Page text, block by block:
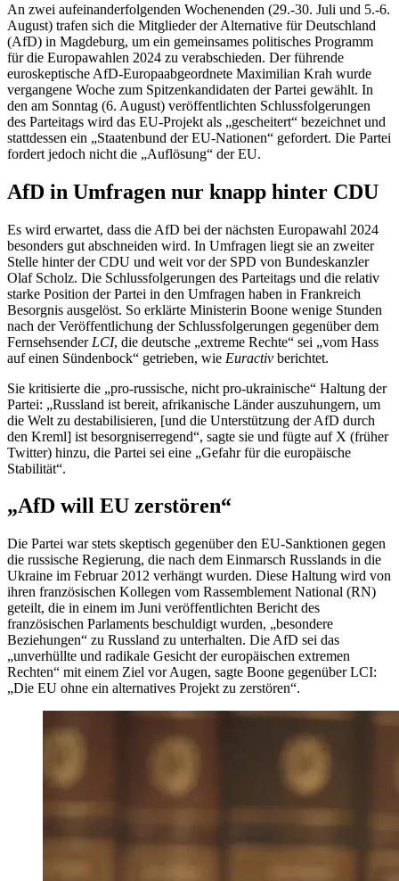
An zwei aufeinanderfolgenden Wochenenden (29.-30. Juli und 5.-6.
August) trafen sich die Mitglieder der Alternative für Deutschland
(AfD) in Magdeburg, um ein gemeinsames politisches Programm
für die Europawahlen 2024 zu verabschieden. Der führende
euroskeptische AfD-Europaabgeordnete Maximilian Krah wurde
vergangene Woche zum Spitzenkandidaten der Partei gewählt. In
den am Sonntag (6. August) veröffentlichten Schlussfolgerungen
des Parteitags wird das EU-Projekt als „gescheitert“ bezeichnet und
stattdessen ein „Staatenbund der EU-Nationen“ gefordert. Die Partei
fordert jedoch nicht die „Auflösung“ der EU.
AfD in Umfragen nur knapp hinter CDU
Es wird erwartet, dass die AfD bei der nächsten Europawahl 2024
besonders gut abschneiden wird. In Umfragen liegt sie an zweiter
Stelle hinter der CDU und weit vor der SPD von Bundeskanzler
Olaf Scholz. Die Schlussfolgerungen des Parteitags und die relativ
starke Position der Partei in den Umfragen haben in Frankreich
Besorgnis ausgelöst. So erklärte Ministerin Boone wenige Stunden
nach der Veröffentlichung der Schlussfolgerungen gegenüber dem
Fernsehsender LCI, die deutsche „extreme Rechte“ sei „vom Hass
auf einen Sündenbock“ getrieben, wie Euractiv berichtet.
Sie kritisierte die „pro-russische, nicht pro-ukrainische“ Haltung der
Partei: „Russland ist bereit, afrikanische Länder auszuhungern, um
die Welt zu destabilisieren, [und die Unterstützung der AfD durch
den Kreml] ist besorgniserregend“, sagte sie und fügte auf X (früher
Twitter) hinzu, die Partei sei eine „Gefahr für die europäische
Stabilität“.
„AfD will EU zerstören“
Die Partei war stets skeptisch gegenüber den EU-Sanktionen gegen
die russische Regierung, die nach dem Einmarsch Russlands in die
Ukraine im Februar 2012 verhängt wurden. Diese Haltung wird von
ihren französischen Kollegen vom Rassemblement National (RN)
geteilt, die in einem im Juni veröffentlichten Bericht des
französischen Parlaments beschuldigt wurden, „besondere
Beziehungen“ zu Russland zu unterhalten. Die AfD sei das
„unverhüllte und radikale Gesicht der europäischen extremen
Rechten“ mit einem Ziel vor Augen, sagte Boone gegenüber LCI:
„Die EU ohne ein alternatives Projekt zu zerstören“.